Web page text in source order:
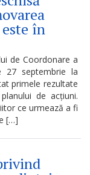
în
de Coordonare a
septembrie la
primele rezultate
de acțiuni.
ce urmează a fi
[…]